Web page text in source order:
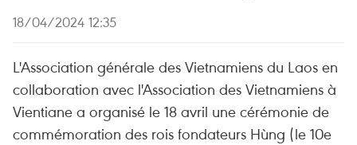
18/04/2024 12:35
L'Association générale des Vietnamiens du Laos en
collaboration avec l'Association des Vietnamiens à
Vientiane a organisé le 18 avril une cérémonie de
commémoration des rois fondateurs Hùng (le 10e